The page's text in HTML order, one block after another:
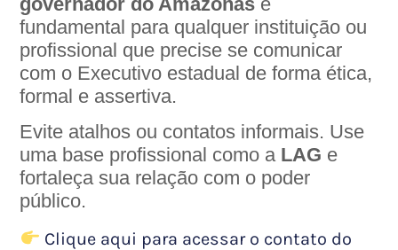
fundamental para qualquer instituição ou
profissional que precise se comunicar
com o Executivo estadual de forma ética,
formal e assertiva.
Evite atalhos ou contatos informais. Use
uma base profissional como a LAG e
fortaleça sua relação com o poder
público.
Clique aqui para acessar o contato do